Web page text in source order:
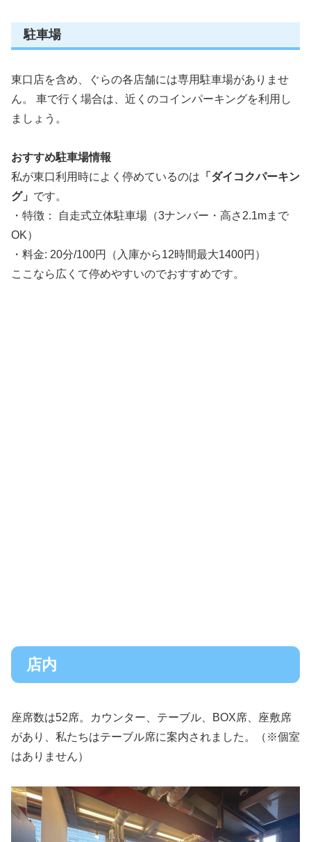
駐車場
東口店を含め、ぐらの各店舗には専用駐車場がありませ
ん。 車で行く場合は、近くのコインパーキングを利用し
ましょう。
おすすめ駐車場情報
私が東口利用時によく停めているのは 「ダイコクパーキン
グ」 です。
・特徴： 自走式立体駐車場（3ナンバー・高さ2.1mまで
OK）
・料金: 20分/100円（入庫から12時間最大1400円）
ここなら広くて停めやすいのでおすすめです。
店内
座席数は52席。カウンター、テーブル、BOX席、座敷席
があり、私たちはテーブル席に案内されました。（※個室
はありません）